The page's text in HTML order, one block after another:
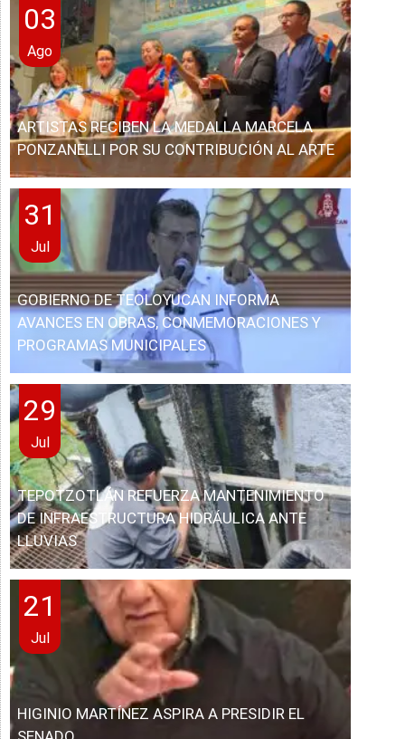
03
Ago
ARTISTAS RECIBEN LA MEDALLA MARCELA
PONZANELLI POR SU CONTRIBUCIÓN AL ARTE
31
Jul
GOBIERNO DE TEOLOYUCAN INFORMA
AVANCES EN OBRAS, CONMEMORACIONES Y
PROGRAMAS MUNICIPALES
29
Jul
TEPOTZOTLÁN REFUERZA MANTENIMIENTO
DE INFRAESTRUCTURA HIDRÁULICA ANTE
LLUVIAS
21
Jul
HIGINIO MARTÍNEZ ASPIRA A PRESIDIR EL